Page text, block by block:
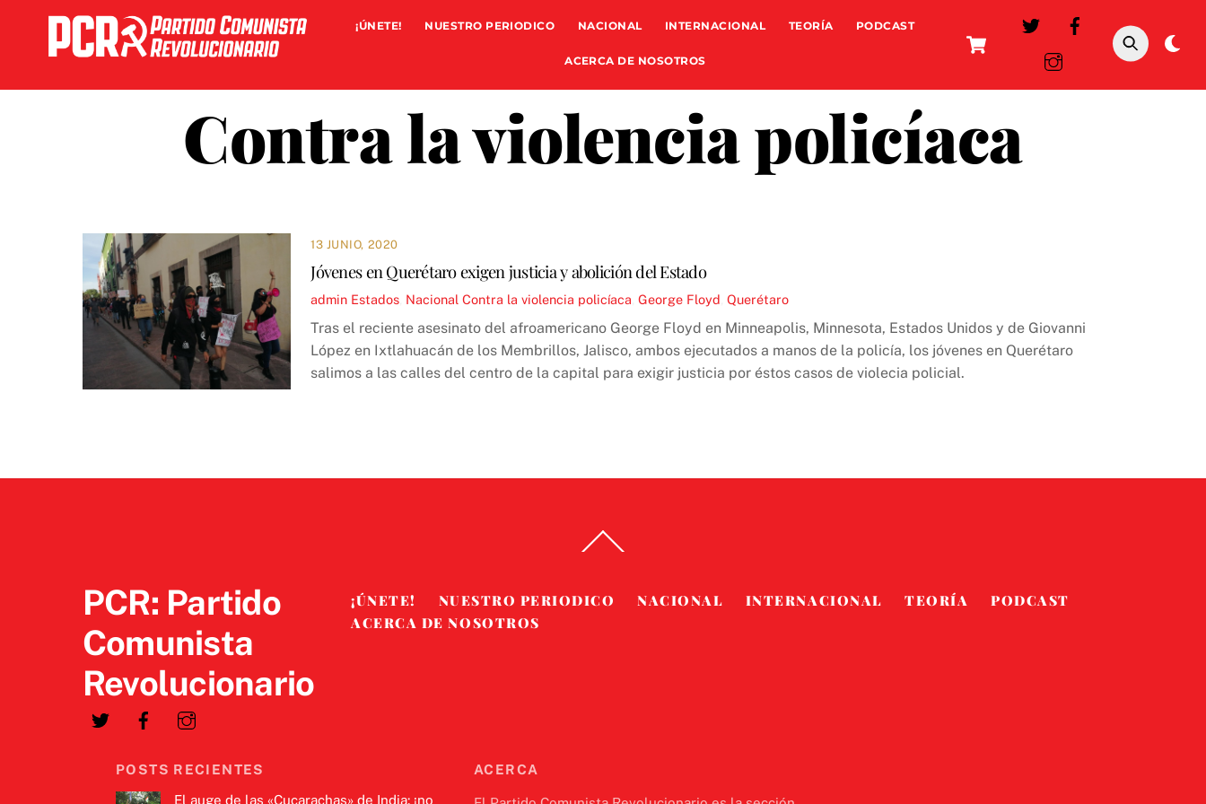
content
Cart
¡ÚNETE! NUESTRO PERIODICO NACIONAL INTERNACIONAL TEORÍA PODCAST
ACERCA DE NOSOTROS
Contra la violencia policíaca
13 JUNIO, 2020
Jóvenes en Querétaro exigen justicia y abolición del Estado
admin Estados Nacional Contra la violencia policíaca ,George Floyd ,Querétaro
Tras el reciente asesinato del afroamericano George Floyd en Minneapolis, Minnesota, Estados Unidos y de Giovanni
López en Ixtlahuacán de los Membrillos, Jalisco, ambos ejecutados a manos de la policía, los jóvenes en Querétaro
salimos a las calles del centro de la capital para exigir justicia por éstos casos de violecia policial.
To
PCR: Partido
Comunista
Revolucionario
¡ÚNETE! NUESTRO PERIODICO NACIONAL INTERNACIONAL TEORÍA
PODCAST
ACERCA DE NOSOTROS
POSTS RECIENTES
El auge de las «Cucarachas» de India: ¡no
ACERCA